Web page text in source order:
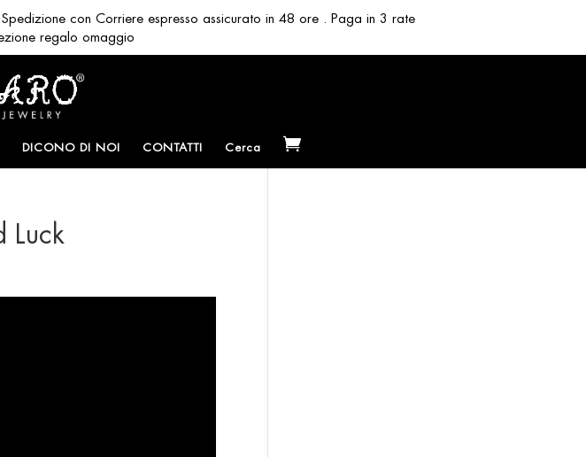
DICONO DI NOI CONTATTI Cerca
Luck
con Corriere espresso assicurato in 48 ore . Paga in 3 rate
regalo omaggio